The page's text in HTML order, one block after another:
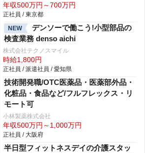
年収500万円～700万円
正社員 / 東京都
NEW
デンソーで働こう!小型部品の
検査業務 denso aichi
株式会社テクノスマイル
時給1,800円
正社員 / 派遣社員 / 愛知県
技術開発職/OTC医薬品・医薬部外品・
化粧品・食品など/フルフレックス・リ
モート可
小林製薬株式会社
年収500万円～1,000万円
正社員 / 大阪府
半日型フィットネスデイの介護スタッ